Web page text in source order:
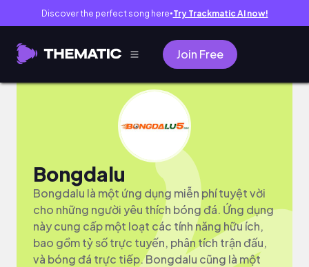
Discover the perfect song here● Try Trackmatic AI now!
Join Free
Bongdalu
Bongdalu là một ứng dụng miễn phí tuyệt vời
cho những người yêu thích bóng đá. Ứng dụng
này cung cấp một loạt các tính năng hữu ích,
bao gồm tỷ số trực tuyến, phân tích trận đấu,
và bóng đá trực tiếp. Bongdalu cũng là một